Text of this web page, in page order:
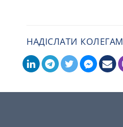
НАДІСЛАТИ КОЛЕГАМ